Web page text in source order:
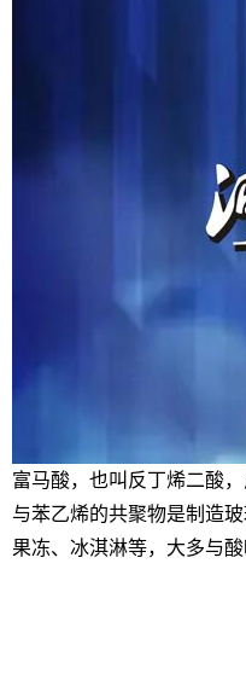
富马酸，也叫反丁烯二酸
与苯乙烯的共聚物是制造
果冻、冰淇淋等，大多与酸